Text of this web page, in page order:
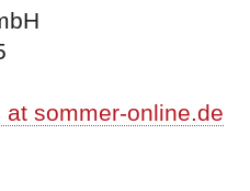
sommer-online.de